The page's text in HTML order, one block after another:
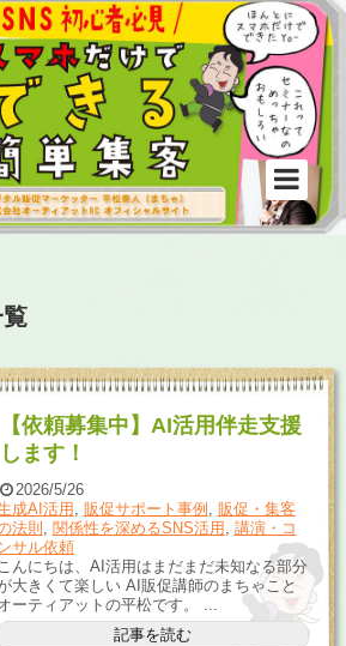
覧
【依頼募集中】AI活用伴走支援
します！
2026/5/26
成AI活用, 販促サポート事例 , 販促・集客
法則 , 関係性を深めるSNS活用 , 講演・コ
サル依頼
んにちは、AI活用はまだまだ未知なる部分
大きくて楽しい AI販促講師のまちゃこと
ーティアットの平松です。 ...
記事を読む